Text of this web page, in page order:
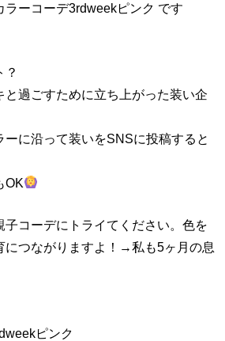
ラーコーデ3rdweekピンク です
？
と過ごすために立ち上がった装い企
に沿って装いをSNSに投稿すると
OK
子コーデにトライてください。色を
につながりますよ！→私も5ヶ月の息
ピンク